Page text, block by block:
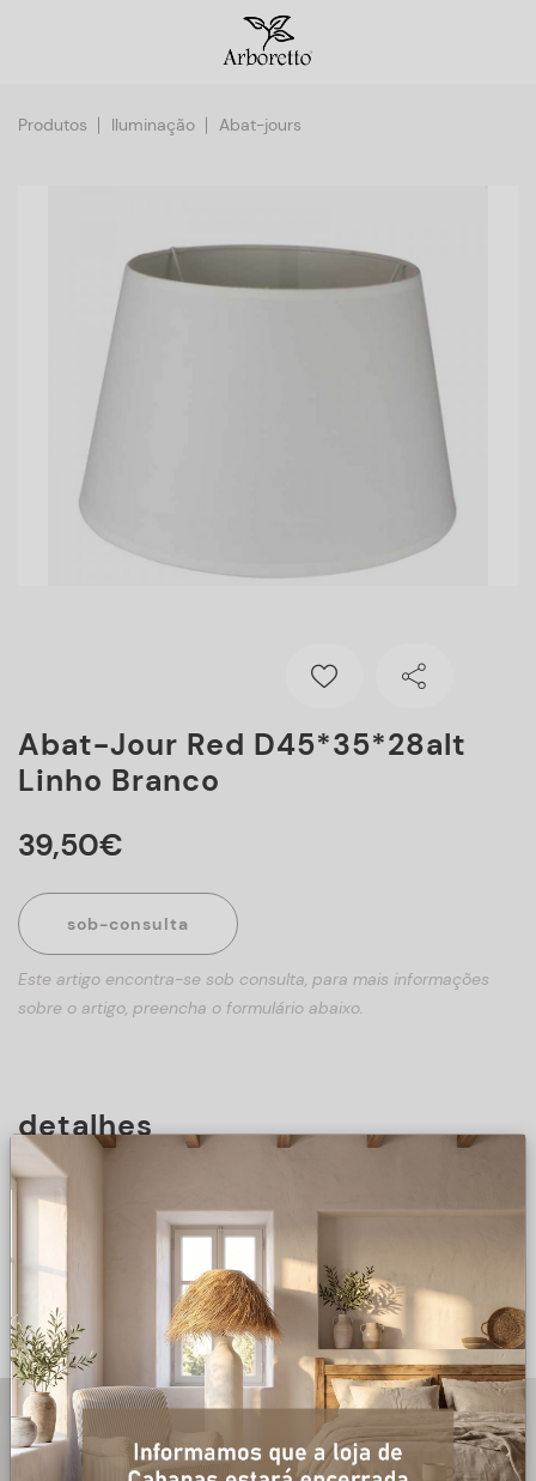
Produtos Iluminação Abat-jours
Abat-Jour Red D45*35*28alt
Linho Branco
39,50€
sob-consulta
Este artigo encontra-se sob consulta, para mais informações
sobre o artigo, preencha o formulário abaixo.
detalhes
DESCRIÇÃO